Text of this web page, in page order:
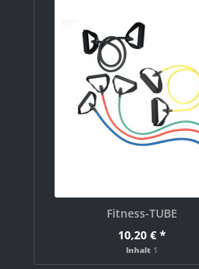
Fitness-TUBE
10,20 € *
Inhalt 1